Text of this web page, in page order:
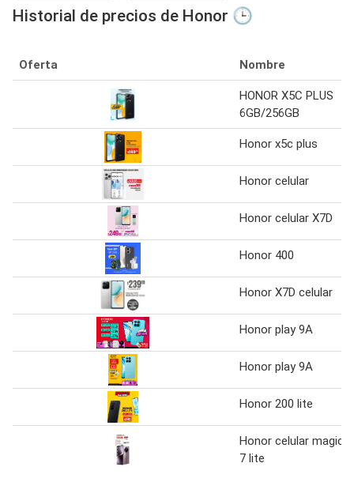
Historial de precios de Honor 🕒
Oferta Nombre
HONOR X5C PLUS
6GB/256GB
Honor x5c plus
Honor celular
Honor celular X7D
Honor 400
Honor X7D celular
Honor play 9A
Honor play 9A
Honor 200 lite
Honor celular magic
7 lite